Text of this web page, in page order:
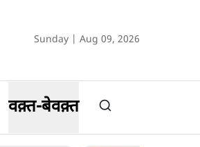
Sunday | Aug 09, 2026
वक़्त-बेवक़्त